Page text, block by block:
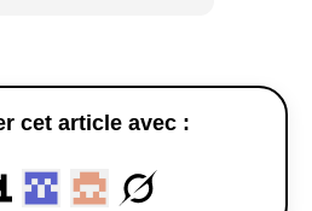
cet article avec :